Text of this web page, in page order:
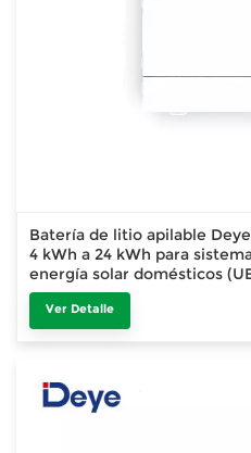
Batería de litio apilable
4 kWh a 24 kWh para
energía solar domésticos
Ver Detalle